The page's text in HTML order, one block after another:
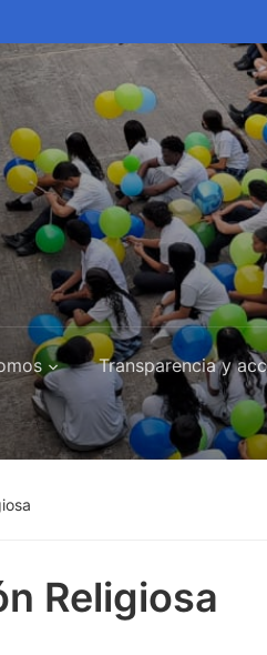
Transparencia y
Religiosa